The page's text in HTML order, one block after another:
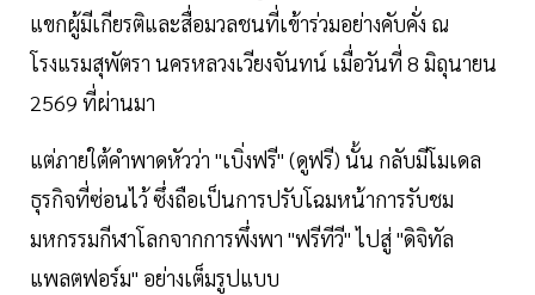
แขกผู้มีเกียรติและสื่อมวลชนที่เข้าร่วมอย่างคับคั่ง ณ
โรงแรมสุพัตรา นครหลวงเวียงจันทน์ เมื่อวันที่ 8 มิถุนายน
2569 ที่ผ่านมา
แต่ภายใต้คำพาดหัวว่า "เบิ่งฟรี" (ดูฟรี) นั้น กลับมีโมเดล
ธุรกิจที่ซ่อนไว้ ซึ่งถือเป็นการปรับโฉมหน้าการรับชม
มหกรรมกีฬาโลกจากการพึ่งพา "ฟรีทีวี" ไปสู่ "ดิจิทัล
แพลตฟอร์ม" อย่างเต็มรูปแบบ